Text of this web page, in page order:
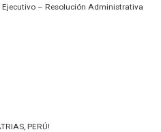
Ejecutivo – Resolución Administrativa
PERÚ!